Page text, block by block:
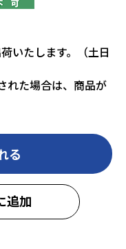
いたします。（土日
れた場合は、商品が
る
追加